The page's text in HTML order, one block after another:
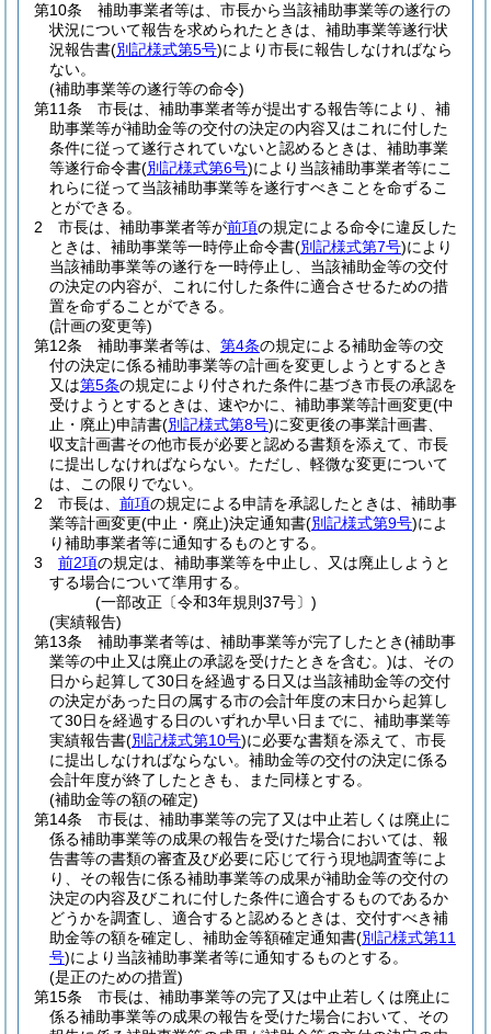
第10条
補助事業者等は、市長から当該補助事業等の遂行の
状況について報告を求められたときは、補助事業等遂行状
況報告書(別記様式第5号)により市長に報告しなければなら
ない。
(補助事業等の遂行等の命令)
第11条
市長は、補助事業者等が提出する報告等により、補
助事業等が補助金等の交付の決定の内容又はこれに付した
条件に従って遂行されていないと認めるときは、補助事業
等遂行命令書(別記様式第6号)により当該補助事業者等にこ
れらに従って当該補助事業等を遂行すべきことを命ずるこ
とができる。
2
市長は、補助事業者等が前項の規定による命令に違反した
ときは、補助事業等一時停止命令書(別記様式第7号)により
当該補助事業等の遂行を一時停止し、当該補助金等の交付
の決定の内容が、これに付した条件に適合させるための措
置を命ずることができる。
(計画の変更等)
第12条
補助事業者等は、 第4条の規定による補助金等の交
付の決定に係る補助事業等の計画を変更しようとするとき
又は第5条の規定により付された条件に基づき市長の承認を
受けようとするときは、速やかに、補助事業等計画変更(中
止・廃止)申請書(別記様式第8号)に変更後の事業計画書、
収支計画書その他市長が必要と認める書類を添えて、市長
に提出しなければならない。 ただし、軽微な変更について
は、この限りでない。
2
市長は、 前項の規定による申請を承認したときは、補助事
業等計画変更(中止・廃止)決定通知書(別記様式第9号)によ
り補助事業者等に通知するものとする。
3
前2項の規定は、補助事業等を中止し、又は廃止しようと
する場合について準用する。
(一部改正〔令和3年規則37号〕)
(実績報告)
第13条
補助事業者等は、補助事業等が完了したとき(補助事
業等の中止又は廃止の承認を受けたときを含む。)は、その
日から起算して30日を経過する日又は当該補助金等の交付
の決定があった日の属する市の会計年度の末日から起算し
て30日を経過する日のいずれか早い日までに、補助事業等
実績報告書(別記様式第10号)に必要な書類を添えて、市長
に提出しなければならない。 補助金等の交付の決定に係る
会計年度が終了したときも、また同様とする。
(補助金等の額の確定)
第14条
市長は、補助事業等の完了又は中止若しくは廃止に
係る補助事業等の成果の報告を受けた場合においては、報
告書等の書類の審査及び必要に応じて行う現地調査等によ
り、その報告に係る補助事業等の成果が補助金等の交付の
決定の内容及びこれに付した条件に適合するものであるか
どうかを調査し、適合すると認めるときは、交付すべき補
助金等の額を確定し、補助金等額確定通知書(別記様式第11
号)により当該補助事業者等に通知するものとする。
(是正のための措置)
第15条
市長は、補助事業等の完了又は中止若しくは廃止に
係る補助事業等の成果の報告を受けた場合において、その